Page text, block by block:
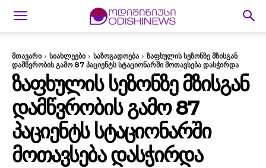
მთავარი სიახლეები საზოგადოება
ზაფხულის სეზონზე მზისგან
დამწვრობის გამო 87 პაციენტს სტაციონარში მოთავსება დასჭირდა
ᲖᲐᲤᲮᲣᲚᲘᲡ ᲡᲔᲖᲝᲜᲖᲔ ᲛᲖᲘᲡᲒᲐᲜ
ᲓᲐᲛᲬᲕᲠᲝᲑᲘᲡ ᲒᲐᲛᲝ 87
ᲞᲐᲪᲘᲔᲜᲢᲡ ᲡᲢᲐᲪᲘᲝᲜᲐᲠᲨᲘ
ᲛᲝᲗᲐᲕᲡᲔᲑᲐ ᲓᲐᲡᲭᲘᲠᲓᲐ